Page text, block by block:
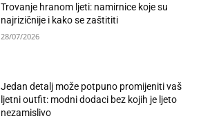
Trovanje hranom ljeti: namirnice koje su
najrizičnije i kako se zaštititi
28/07/2026
Jedan detalj može potpuno promijeniti vaš
ljetni outfit: modni dodaci bez kojih je ljeto
nezamislivo